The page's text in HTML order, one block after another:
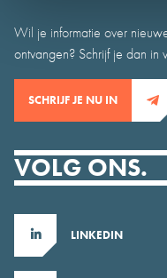
Wil je informatie over
ontvangen? Schrijf je dan
SCHRIJF JE NU IN
VOLG ONS.
LINKEDIN